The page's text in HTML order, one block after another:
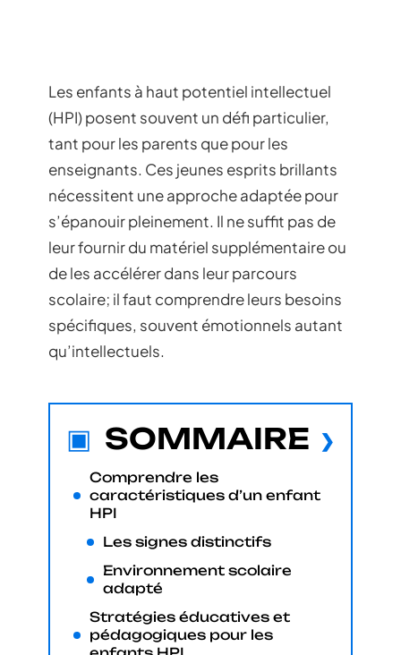
Les enfants à haut potentiel intellectuel
(HPI) posent souvent un défi particulier,
tant pour les parents que pour les
enseignants. Ces jeunes esprits brillants
nécessitent une approche adaptée pour
s’épanouir pleinement. Il ne suffit pas de
leur fournir du matériel supplémentaire ou
de les accélérer dans leur parcours
scolaire; il faut comprendre leurs besoins
spécifiques, souvent émotionnels autant
qu’intellectuels.
SOMMAIRE
Comprendre les
caractéristiques d’un enfant
HPI
Les signes distinctifs
Environnement scolaire
adapté
Stratégies éducatives et
pédagogiques pour les